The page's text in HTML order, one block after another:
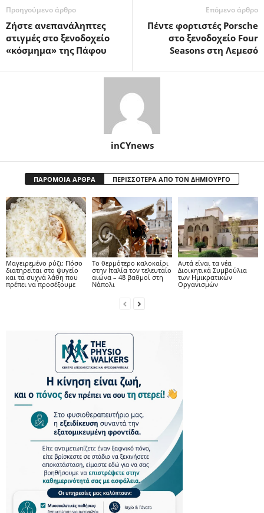
Προηγούμενο άρθρο
Ζήστε ανεπανάληπτες
στιγμές στο ξενοδοχείο
«κόσμημα» της Πάφου
Επόμενο άρθρο
Πέντε φορτιστές Porsche
στο ξενοδοχείο Four
Seasons στη Λεμεσό
inCYnews
ΠΑΡΟΜΟΙΑ ΑΡΘΡΑ ΠΕΡΙΣΣΟΤΕΡΑ ΑΠΟ ΤΟΝ ΔΗΜΙΟΥΡΓΟ
Μαγειρεμένο ρύζι: Πόσο
διατηρείται στο ψυγείο
και τα συχνά λάθη που
πρέπει να προσέξουμε
Το θερμότερο καλοκαίρι
στην Ιταλία τον τελευταίο
αιώνα – 48 βαθμοί στη
Νάπολι
Αυτά είναι τα νέα
Διοικητικά Συμβούλια
των Ημικρατικών
Οργανισμών